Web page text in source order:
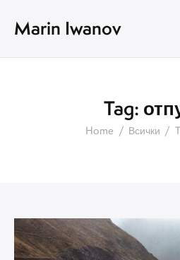
Marin Iwanov
Tag:
Home Всички